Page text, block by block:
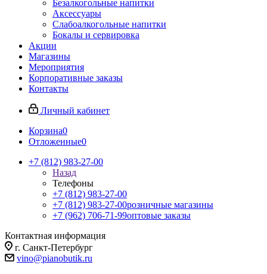
Безалкогольные напитки
Аксессуары
Слабоалкогольные напитки
Бокалы и сервировка
Акции
Магазины
Мероприятия
Корпоративные заказы
Контакты
Личный кабинет
Корзина0
Отложенные0
+7 (812) 983-27-00
Назад
Телефоны
+7 (812) 983-27-00
+7 (812) 983-27-00розничные магазины
+7 (962) 706-71-99оптовые заказы
Контактная информация
г. Санкт-Петербург
vino@pianobutik.ru